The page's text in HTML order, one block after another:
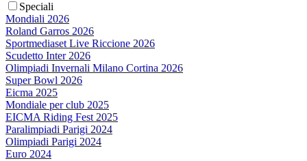
Speciali
Mondiali 2026
Roland Garros 2026
Sportmediaset Live Riccione 2026
Scudetto Inter 2026
Olimpiadi Invernali Milano Cortina 2026
Super Bowl 2026
Eicma 2025
Mondiale per club 2025
EICMA Riding Fest 2025
Paralimpiadi Parigi 2024
Olimpiadi Parigi 2024
Euro 2024